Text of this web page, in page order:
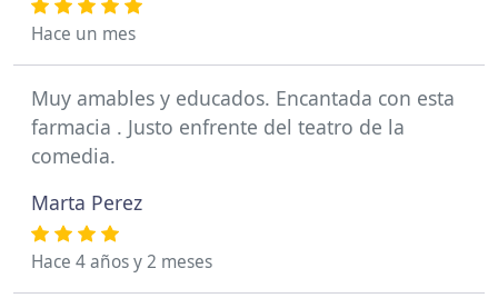
Hace un mes
Muy amables y educados. Encantada con esta
farmacia . Justo enfrente del teatro de la
comedia.
Marta Perez
Hace 4 años y 2 meses